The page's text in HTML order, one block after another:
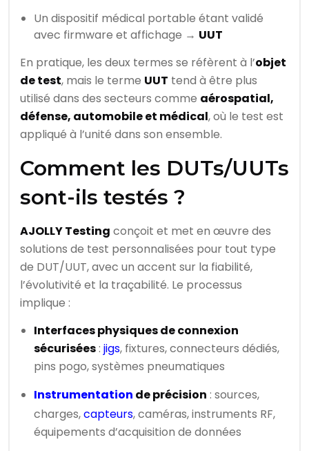
Un dispositif médical portable étant validé
avec firmware et affichage → UUT
En pratique, les deux termes se réfèrent à l’objet
de test, mais le terme UUT tend à être plus
utilisé dans des secteurs comme aérospatial,
défense, automobile et médical, où le test est
appliqué à l’unité dans son ensemble.
Comment les DUTs/UUTs
sont-ils testés ?
AJOLLY Testing conçoit et met en œuvre des
solutions de test personnalisées pour tout type
de DUT/UUT, avec un accent sur la fiabilité,
l’évolutivité et la traçabilité. Le processus
implique :
Interfaces physiques de connexion
sécurisées: jigs, fixtures, connecteurs dédiés,
pins pogo, systèmes pneumatiques
Instrumentation de précision : sources,
charges,capteurs, caméras, instruments RF,
équipements d’acquisition de données